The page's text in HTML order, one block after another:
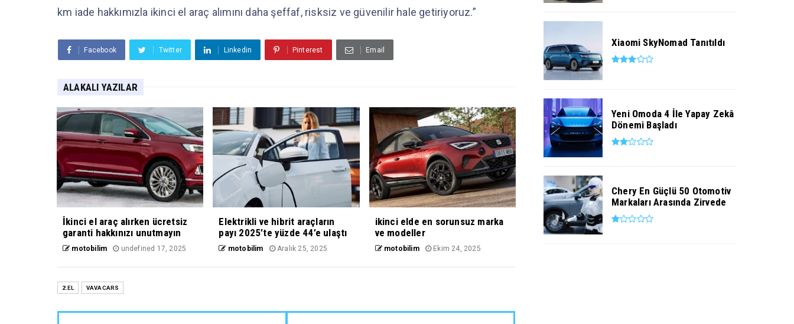
km iade hakkımızla ikinci el araç alımını daha şeffaf, risksiz ve güvenilir hale getiriyoruz.”
Facebook Twitter Linkedin Pinterest Email
ALAKALI YAZILAR
İkinci el araç alırken ücretsiz
garanti hakkınızı unutmayın
motobilim undefined 17, 2025
Elektrikli ve hibrit araçların
payı 2025’te yüzde 44’e ulaştı
motobilim Aralık 25, 2025
ikinci elde en sorunsuz marka
ve modeller
motobilim Ekim 24, 2025
2.EL VAVACARS
Xiaomi SkyNomad Tanıtıldı
Yeni Omoda 4 İle Yapay Zekâ
Dönemi Başladı
Chery En Güçlü 50 Otomotiv
Markaları Arasında Zirvede